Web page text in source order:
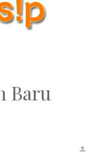
Baru